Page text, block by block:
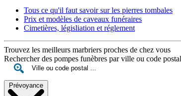
Tous ce qu'il faut savoir sur les pierres tombales
Prix et modèles de caveaux funéraires
Cimetières, législiation et réglement
Trouvez les meilleurs marbriers proches de chez vous
Rechercher des pompes funèbres par ville ou code postal
Prévoyance